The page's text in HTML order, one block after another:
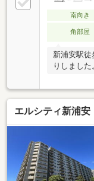
南向き
角部屋
新浦安駅
りしました
ンながら、
豊かで四季
は、道路を
内は歩車分
んしんし
エルシティ新浦安